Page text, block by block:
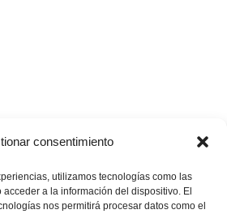
consentimiento
utilizamos tecnologías como las
a la información del dispositivo. El
nos permitirá procesar datos como el